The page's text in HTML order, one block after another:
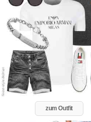
zum Outfit